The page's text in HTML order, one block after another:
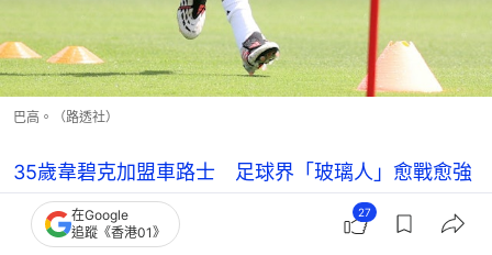
巴高。（路透社）
的秘密︱轉會
英超專題︱Big 6球隊5隊易帥爭標呈亂局 列強各有
在Google
追蹤《香港01》
27